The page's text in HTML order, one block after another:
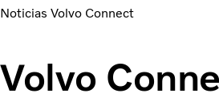
Noticias Volvo Connect
Volvo